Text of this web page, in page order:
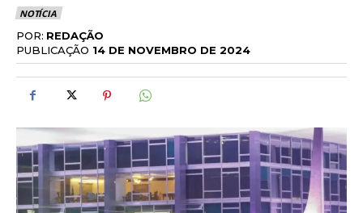
NOTÍCIA
POR: REDAÇÃO
PUBLICAÇÃO 14 DE NOVEMBRO DE 2024